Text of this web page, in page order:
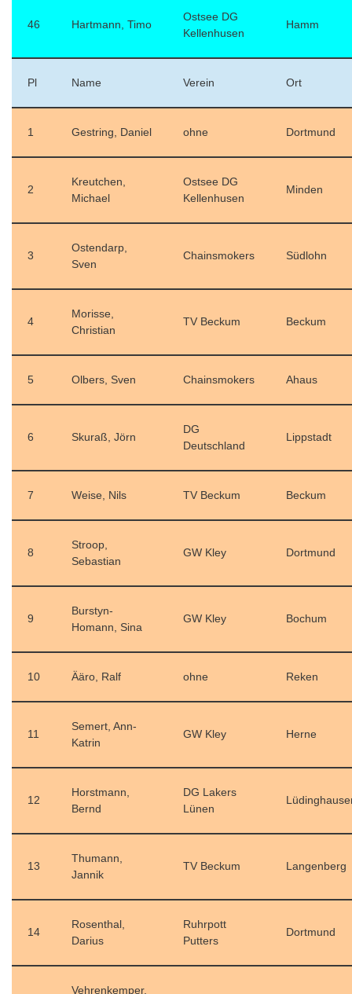
46 Hartmann, Timo
Ostsee DG
Kellenhusen
Hamm
Pl Name Verein Ort
1 Gestring, Daniel ohne Dortmund
2
Kreutchen,
Michael
Ostsee DG
Kellenhusen
Minden
3
Ostendarp,
Sven
Chainsmokers Südlohn
4
Morisse,
Christian
TV Beckum Beckum
5 Olbers, Sven Chainsmokers Ahaus
6 Skuraß, Jörn
DG
Deutschland
Lippstadt
7 Weise, Nils TV Beckum Beckum
8
Stroop,
Sebastian
GW Kley Dortmund
9
Burstyn-
Homann, Sina
GW Kley Bochum
10 Ääro, Ralf ohne Reken
11
Semert, Ann-
Katrin
GW Kley Herne
12
Horstmann,
Bernd
DG Lakers
Lünen
13
Thumann,
Jannik
TV Beckum Langenberg
14
Rosenthal,
Darius
Ruhrpott
Putters
Dortmund
Vehrenkemper,